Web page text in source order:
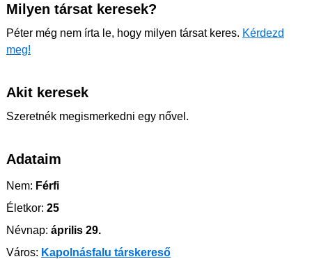
Milyen társat keresek?
Péter még nem írta le, hogy milyen társat keres. Kérdezd
meg!
Akit keresek
Szeretnék megismerkedni egy nővel.
Adataim
Nem: Férfi
Életkor: 25
Névnap: április 29.
Város: Kapolnásfalu társkereső